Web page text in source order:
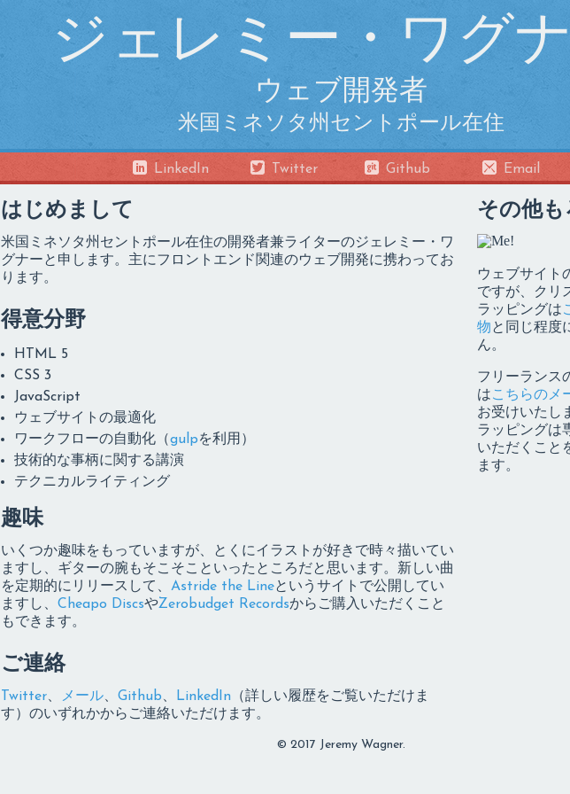
ジェレミー・ワグ
ウェブ開発者
米国ミネソタ州セントポール在住
LinkedIn Twitter Github Email
はじめまして
米国ミネソタ州セントポール在住の開発者兼ライターのジェレミー・ワ
グナーと申します。主にフロントエンド関連のウェブ開発に携わってお
ります。
得意分野
HTML 5
CSS 3
JavaScript
ウェブサイトの最適化
ワークフローの自動化（gulpを利用）
技術的な事柄に関する講演
テクニカルライティング
趣味
いくつか趣味をもっていますが、とくにイラストが好きで時々描いてい
ますし、ギターの腕もそこそこといったところだと思います。新しい曲
を定期的にリリースして、 Astride the Lineというサイトで公開してい
ますし、 Cheapo DiscsやZerobudget Recordsからご購入いただくこと
もできます。
ご連絡
Twitter、 メール、 Github、 LinkedIn （詳しい履歴をご覧いただけま
す）のいずれかからご連絡いただけます。
その他
ウェブサイト
ですが、クリ
ラッピングは
物と同じ程度
ん。
フリーランス
はこちらのメ
お受けいたし
ラッピングは
いただくこと
ます。
© 2017 Jeremy Wagner.